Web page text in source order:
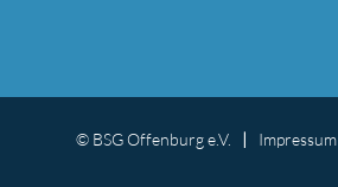
© BSG Offenburg e.V. Impressum